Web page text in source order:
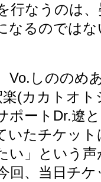
行なうのは
なるのでは
Vo. しののめ
楽(カカトオト
ポート Dr.遼
いたチケッ
い」という
回、当日チケ